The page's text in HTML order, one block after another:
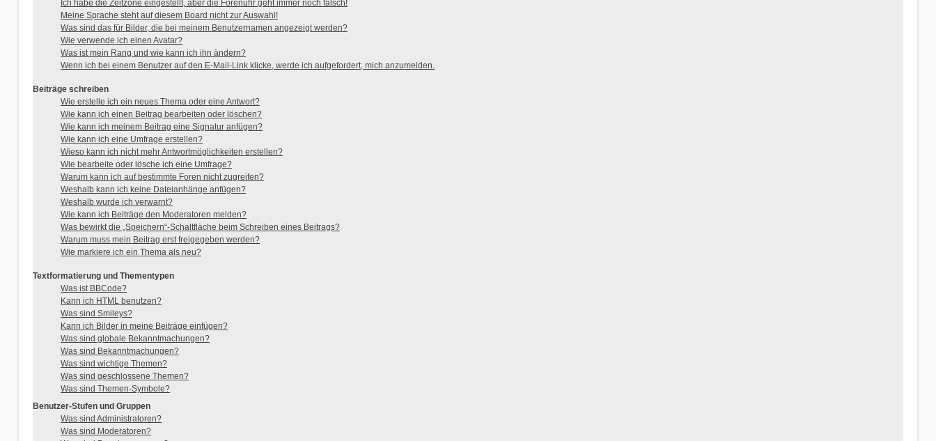
Ich habe die Zeitzone eingestellt, aber die Forenuhr geht immer noch falsch!
Meine Sprache steht auf diesem Board nicht zur Auswahl!
Was sind das für Bilder, die bei meinem Benutzernamen angezeigt werden?
Wie verwende ich einen Avatar?
Was ist mein Rang und wie kann ich ihn ändern?
Wenn ich bei einem Benutzer auf den E-Mail-Link klicke, werde ich aufgefordert, mich anzumelden.
Beiträge schreiben
Wie erstelle ich ein neues Thema oder eine Antwort?
Wie kann ich einen Beitrag bearbeiten oder löschen?
Wie kann ich meinem Beitrag eine Signatur anfügen?
Wie kann ich eine Umfrage erstellen?
Wieso kann ich nicht mehr Antwortmöglichkeiten erstellen?
Wie bearbeite oder lösche ich eine Umfrage?
Warum kann ich auf bestimmte Foren nicht zugreifen?
Weshalb kann ich keine Dateianhänge anfügen?
Weshalb wurde ich verwarnt?
Wie kann ich Beiträge den Moderatoren melden?
Was bewirkt die „Speichern“-Schaltfläche beim Schreiben eines Beitrags?
Warum muss mein Beitrag erst freigegeben werden?
Wie markiere ich ein Thema als neu?
Textformatierung und Thementypen
Was ist BBCode?
Kann ich HTML benutzen?
Was sind Smileys?
Kann ich Bilder in meine Beiträge einfügen?
Was sind globale Bekanntmachungen?
Was sind Bekanntmachungen?
Was sind wichtige Themen?
Was sind geschlossene Themen?
Was sind Themen-Symbole?
Benutzer-Stufen und Gruppen
Was sind Administratoren?
Was sind Moderatoren?